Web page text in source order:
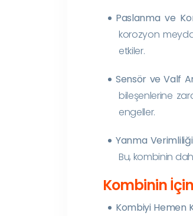
Paslanma ve
korozyon
etkiler.
Sensör ve Valf
bileşenlerine
engeller.
Yanma
Bu, kombinin
Kombinin
Kombiyi Hemen